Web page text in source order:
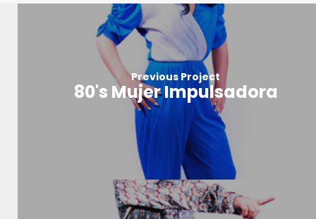
Previous Project
80's Mujer Impulsadora